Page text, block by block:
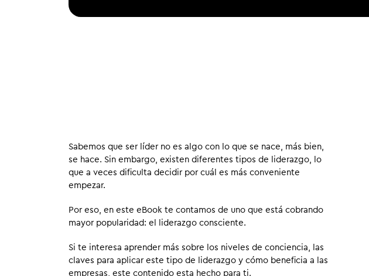
Sabemos que ser líder no es algo con lo que se nace, más bien,
se hace. Sin embargo, existen diferentes tipos de liderazgo, lo
que a veces dificulta decidir por cuál es más conveniente
empezar.
Por eso, en este eBook te contamos de uno que está cobrando
mayor popularidad: el liderazgo consciente.
Si te interesa aprender más sobre los niveles de conciencia, las
claves para aplicar este tipo de liderazgo y cómo beneficia a las
empresas, este contenido esta hecho para ti.